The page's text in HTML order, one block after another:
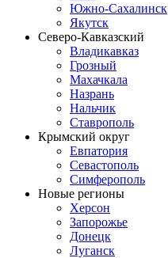
Южно-Сахалинск
Якутск
Северо-Кавказский
Владикавказ
Грозный
Махачкала
Назрань
Нальчик
Ставрополь
Крымский округ
Евпатория
Севастополь
Симферополь
Новые регионы
Херсон
Запорожье
Донецк
Луганск